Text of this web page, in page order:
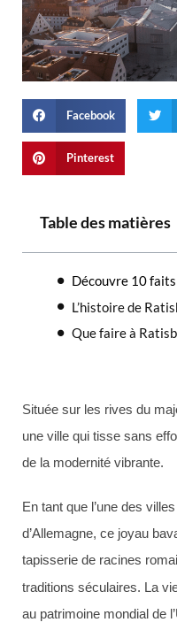
Facebook
Pinterest
Table des matières
Découvre 10
L’histoire de
Que faire à
Située sur les rives du
une ville qui tisse sans
de la modernité vibrante.
En tant que l’une des
d’Allemagne, ce joyau
tapisserie de racines
traditions séculaires. La
au patrimoine mondial de